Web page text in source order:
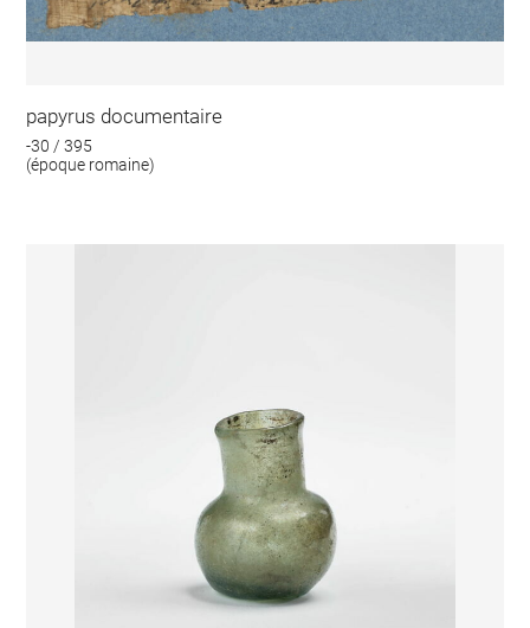
papyrus documentaire
-30 / 395
(époque romaine)